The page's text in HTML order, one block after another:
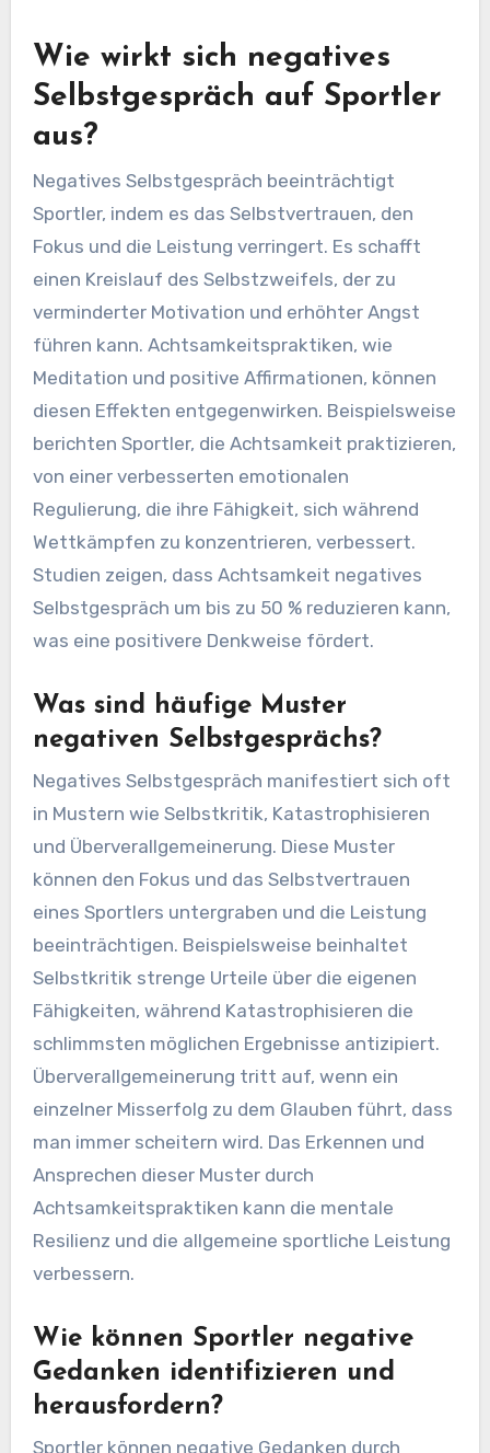
Wie wirkt sich negatives
Selbstgespräch auf Sportler
aus?
Negatives Selbstgespräch beeinträchtigt
Sportler, indem es das Selbstvertrauen, den
Fokus und die Leistung verringert. Es schafft
einen Kreislauf des Selbstzweifels, der zu
verminderter Motivation und erhöhter Angst
führen kann. Achtsamkeitspraktiken, wie
Meditation und positive Affirmationen, können
diesen Effekten entgegenwirken. Beispielsweise
berichten Sportler, die Achtsamkeit praktizieren,
von einer verbesserten emotionalen
Regulierung, die ihre Fähigkeit, sich während
Wettkämpfen zu konzentrieren, verbessert.
Studien zeigen, dass Achtsamkeit negatives
Selbstgespräch um bis zu 50 % reduzieren kann,
was eine positivere Denkweise fördert.
Was sind häufige Muster
negativen Selbstgesprächs?
Negatives Selbstgespräch manifestiert sich oft
in Mustern wie Selbstkritik, Katastrophisieren
und Überverallgemeinerung. Diese Muster
können den Fokus und das Selbstvertrauen
eines Sportlers untergraben und die Leistung
beeinträchtigen. Beispielsweise beinhaltet
Selbstkritik strenge Urteile über die eigenen
Fähigkeiten, während Katastrophisieren die
schlimmsten möglichen Ergebnisse antizipiert.
Überverallgemeinerung tritt auf, wenn ein
einzelner Misserfolg zu dem Glauben führt, dass
man immer scheitern wird. Das Erkennen und
Ansprechen dieser Muster durch
Achtsamkeitspraktiken kann die mentale
Resilienz und die allgemeine sportliche Leistung
verbessern.
Wie können Sportler negative
Gedanken identifizieren und
herausfordern?
Sportler können negative Gedanken durch